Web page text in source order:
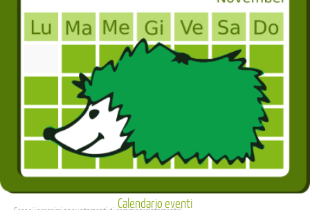
Calendario eventi